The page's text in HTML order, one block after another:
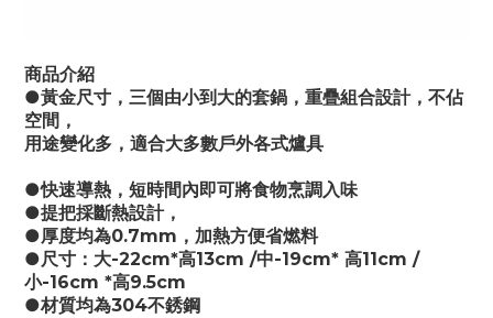
商品介紹
●黃金尺寸，三個由小到大的套鍋，重疊組合設計，不佔
空間，
用途變化多，適合大多數戶外各式爐具
●快速導熱，短時間內即可將食物烹調入味
●提把採斷熱設計，
●厚度均為0.7mm，加熱方便省燃料
●尺寸：大-22cm*高13cm /中-19cm* 高11cm /
小-16cm *高9.5cm
●材質均為304不銹鋼